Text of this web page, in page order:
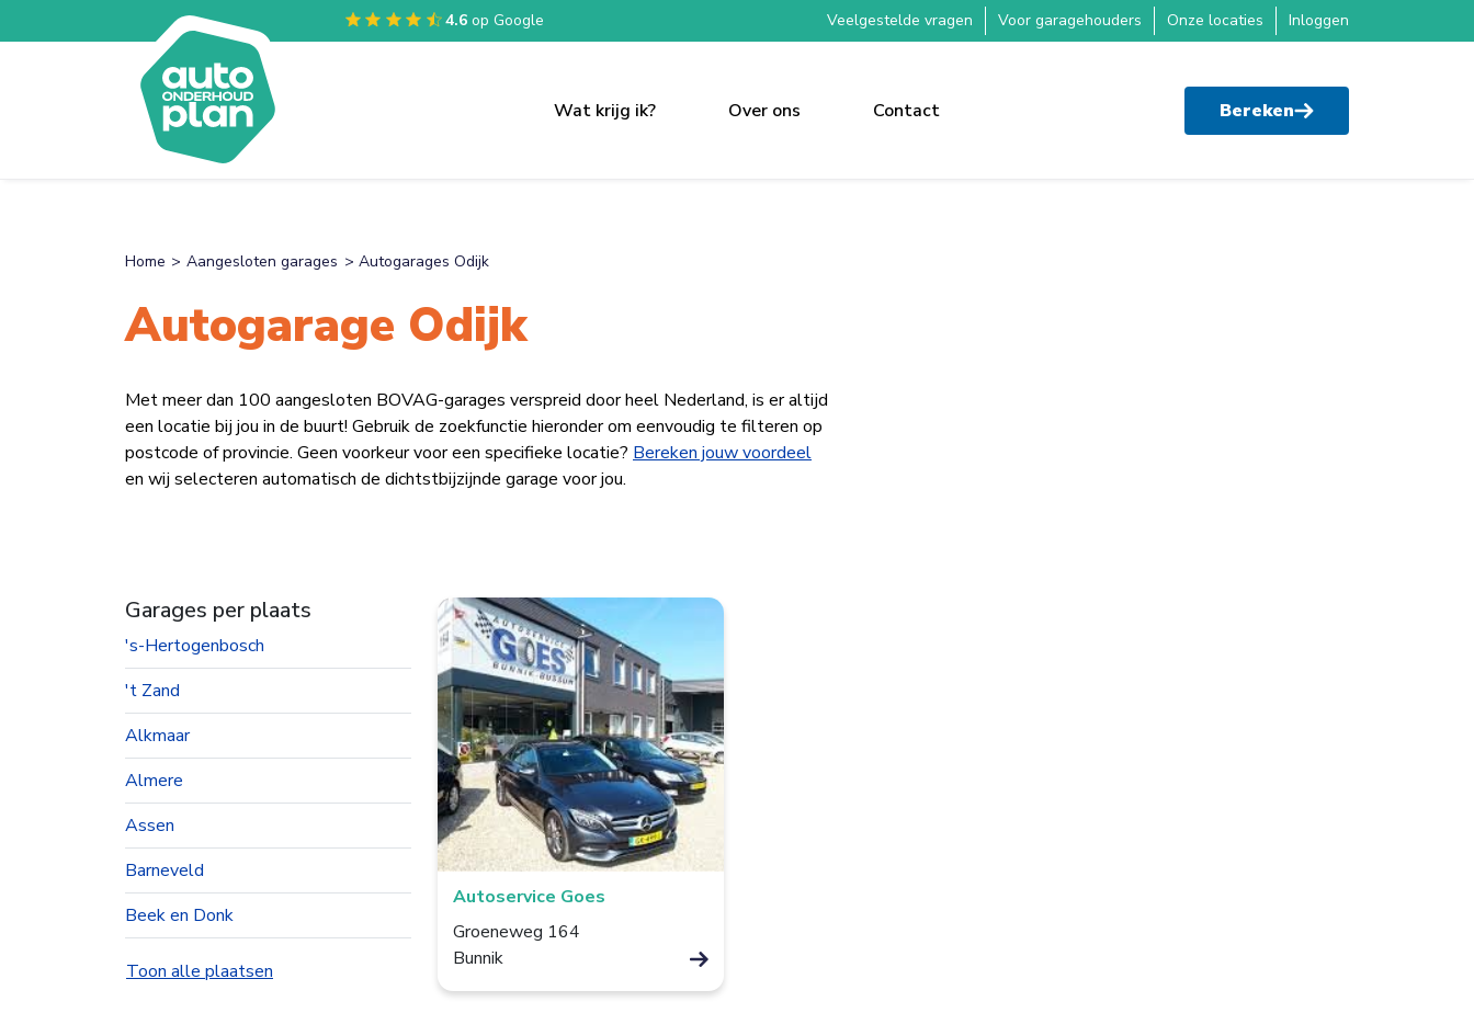
4.6 op Google Veelgestelde vragen Voor garagehouders Onze locaties Inloggen
Wat krijg ik? Over ons Contact Bereken
Home Aangesloten garages Autogarages Odijk
Autogarage Odijk
Met meer dan 100 aangesloten BOVAG-garages verspreid door heel Nederland, is er altijd
een locatie bij jou in de buurt! Gebruik de zoekfunctie hieronder om eenvoudig te filteren op
postcode of provincie. Geen voorkeur voor een specifieke locatie? Bereken jouw voordeel
en wij selecteren automatisch de dichtstbijzijnde garage voor jou.
Garages per plaats
's-Hertogenbosch
't Zand
Alkmaar
Almere
Assen
Barneveld
Beek en Donk
Beesd
Toon alle plaatsen
Autoservice Goes
Groeneweg 164
Bunnik